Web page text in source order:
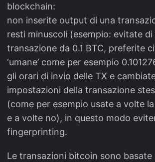
blockchain:
non inserite output di una
resti minuscoli (esempio: evitate di
transazione da 0.1 BTC, preferite
‘umane’ come per esempio
gli orari di invio delle TX e
impostazioni della transazione
(come per esempio usate a volte
e a volte no), in questo modo
fingerprinting.
Le transazioni bitcoin sono basate